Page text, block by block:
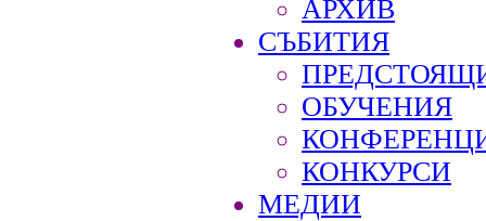
АРХИВ
СЪБИТИЯ
ОБУЧЕНИЯ
КОНКУРСИ
МЕДИИ